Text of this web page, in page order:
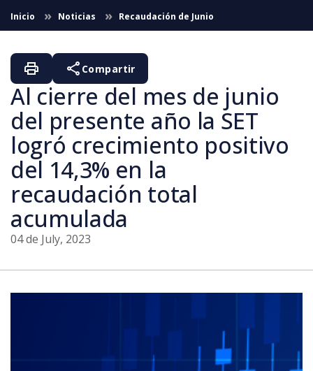
Skip to Main Content
Inicio Noticias Recaudación de Junio
Al cierre del mes de junio
del presente año la SET
logró crecimiento positivo
del 14,3% en la
recaudación total
acumulada
04 de July, 2023
print share Compartir